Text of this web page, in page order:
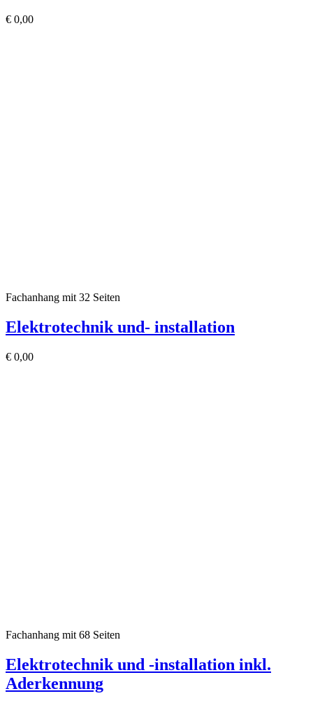
€ 0,00
Fachanhang mit 32 Seiten
Elektrotechnik und- installation
€ 0,00
Fachanhang mit 68 Seiten
Elektrotechnik und -installation inkl.
Aderkennung